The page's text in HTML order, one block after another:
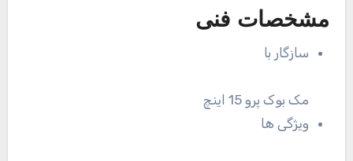
مشخصات فنی
سازگار با
مک بوک پرو 15 اینچ
ویژگی ها